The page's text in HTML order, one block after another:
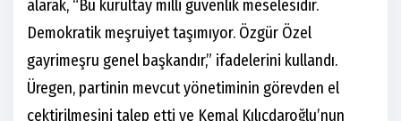
alarak, “Bu kurultay milli güvenlik meselesidir.
Demokratik meşruiyet taşımıyor. Özgür Özel
gayrimeşru genel başkandır,” ifadelerini kullandı.
Üregen, partinin mevcut yönetiminin görevden el
çektirilmesini talep etti ve Kemal Kılıçdaroğlu’nun